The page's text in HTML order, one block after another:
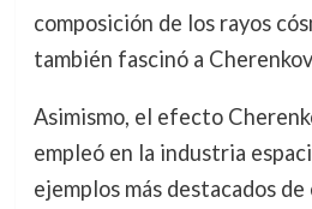
composición de los rayos
también fascinó a
Asimismo, el efecto
empleó en la industria
ejemplos más destacados